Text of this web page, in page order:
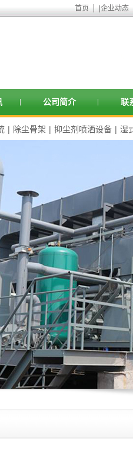
首页 企业动态
公司简介 联
| 除尘骨架 | 抑尘剂喷洒设备 | 湿